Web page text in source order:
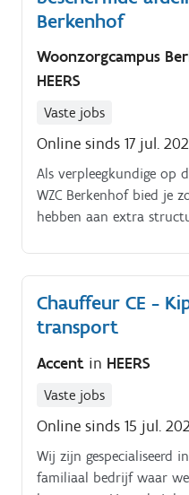
Berkenhof
Woonzorgcampus
HEERS
Vaste jobs
Online sinds 17 jul.
Als verpleegkundige op
WZC Berkenhof bied je
hebben aan extra
het team. Je draagt bij
leefomgeving en volgt
hun zorgtraject. Je
volgens de geldende
zorgplannen en dossiers
veranderingen in
welzijn;ondersteunen
afstemmen binnen het
Chauffeur CE -
transport
Accent in HEERS
Vaste jobs
Online sinds 15 jul.
Wij zijn gespecialiseerd
familiaal bedrijf waar we